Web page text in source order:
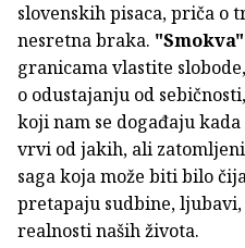
slovenskih pisaca, priča
nesretna braka. "Smokva"
granicama vlastite
o odustajanju od
koji nam se događaju
vrvi od jakih, ali
saga koja može biti bilo
pretapaju sudbine,
realnosti naših života.